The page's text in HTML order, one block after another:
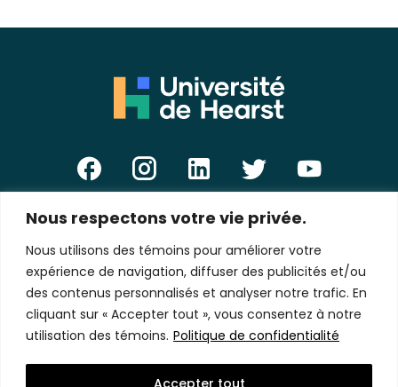
Nous respectons votre vie privée.
Nous utilisons des témoins pour améliorer votre
expérience de navigation, diffuser des publicités et/ou
des contenus personnalisés et analyser notre trafic. En
cliquant sur « Accepter tout », vous consentez à notre
utilisation des témoins. Politique de confidentialité
Accepter tout
E-
mail
*
Politique de confidentialité